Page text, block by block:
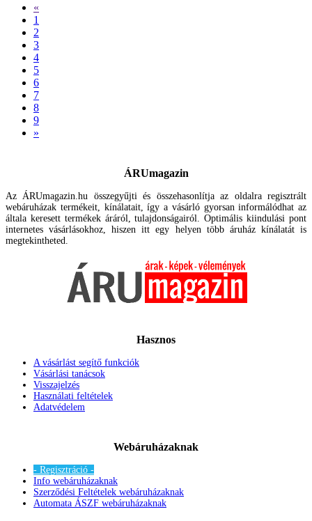
«
1
2
3
4
5
6
7
8
9
»
ÁRUmagazin
Az ÁRUmagazin.hu összegyűjti és összehasonlítja az oldalra regisztrált
webáruházak termékeit, kínálatait, így a vásárló gyorsan informálódhat az
általa keresett termékek áráról, tulajdonságairól. Optimális kiindulási pont
internetes vásárlásokhoz, hiszen itt egy helyen több áruház kínálatát is
megtekintheted.
Hasznos
A vásárlást segítő funkciók
Vásárlási tanácsok
Visszajelzés
Használati feltételek
Adatvédelem
Webáruházaknak
- Regisztráció -
Info webáruházaknak
Szerződési Feltételek webáruházaknak
Automata ÁSZF webáruházaknak